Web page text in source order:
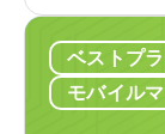
を
成
長
さ
ています。
広
告
ク
ベストプ
モバイル